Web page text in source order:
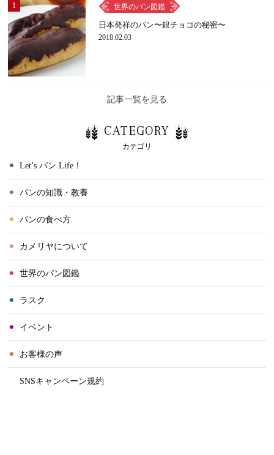
1 世界のパン図鑑
日本発祥のパン〜銀チョコの秘密〜
2018.02.03
記事一覧を見る
CATEGORY
カテゴリ
⚫︎ Let’s パン Life！
⚫︎ パンの知識・教養
⚫︎ パンの食べ方
⚫︎ カメリヤについて
⚫︎ 世界のパン図鑑
⚫︎ ラスク
⚫︎ イベント
⚫︎ お客様の声
SNSキャンペーン規約